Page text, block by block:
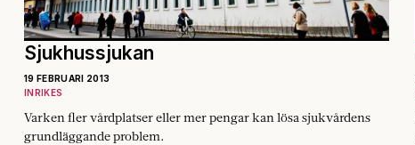
Sjukhussjukan
19 FEBRUARI 2013
INRIKES
Varken fler vårdplatser eller mer pengar kan lösa sjukvårdens
grundläggande problem.